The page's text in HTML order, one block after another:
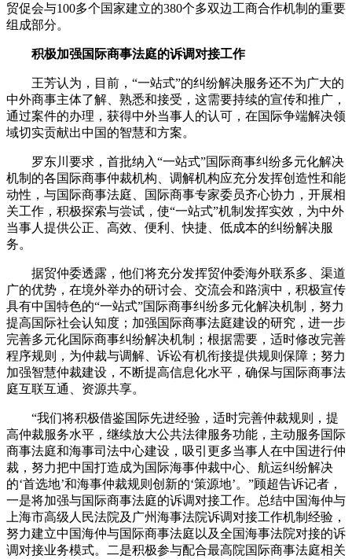
贸促会与100多个国家建立的380个多双边工商合作机制的重要
组成部分。
积极加强国际商事法庭的诉调对接工作
王芳认为，目前，“一站式”的纠纷解决服务还不为广大的
中外商事主体了解、熟悉和接受，这需要持续的宣传和推广，
通过案件的办理，获得中外当事人的认可，在国际争端解决领
域切实贡献出中国的智慧和方案。
罗东川要求，首批纳入“一站式”国际商事纠纷多元化解决
机制的各国际商事仲裁机构、调解机构应充分发挥创造性和能
动性，与国际商事法庭、国际商事专家委员齐心协力，开展相
关工作，积极探索与尝试，使“一站式”机制发挥实效，为中外
当事人提供公正、高效、便利、快捷、低成本的纠纷解决服
务。
据贸仲委透露，他们将充分发挥贸仲委海外联系多、渠道
广的优势，在境外举办的研讨会、交流会和路演中，积极宣传
具有中国特色的“一站式”国际商事纠纷多元化解决机制，努力
提高国际社会认知度；加强国际商事法庭建设的研究，进一步
完善多元化国际商事纠纷解决机制；根据需要，适时修改完善
程序规则，为仲裁与调解、诉讼有机衔接提供规则保障；努力
加强智慧仲裁建设，不断提高信息化水平，确保与国际商事法
庭互联互通、资源共享。
“我们将积极借鉴国际先进经验，适时完善仲裁规则，提
高仲裁服务水平，继续放大公共法律服务功能，主动服务国际
商事法庭和海事司法中心建设，吸引更多当事人在中国进行仲
裁，努力把中国打造成为国际海事仲裁中心、航运纠纷解决
的‘首选地’和海事仲裁规则创新的‘策源地’。”顾超告诉记者，
一是将加强与国际商事法庭的诉调对接工作。总结中国海仲与
上海市高级人民法院及广州海事法院诉调对接工作机制经验，
努力建立中国海仲与国际商事法庭以及全国海事法院对接的诉
调对接业务模式。二是积极参与配合最高院国际商事法庭相关